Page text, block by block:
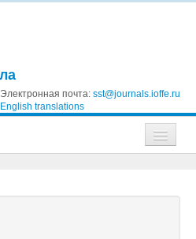
Электронная почта: sst@journals.ioffe.ru
English translations
физики